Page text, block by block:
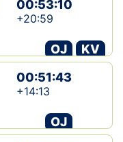
00:53:10
+20:59
OJ
KV
00:51:43
+14:13
OJ